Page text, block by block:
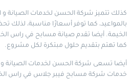
كذلك تتميز شركة الحسن لخدمات الصيانة و
بالمواعيد، كما توفر أسعارًا مناسبة، لذلك
الخيمة. أيضا تقدم صيانة مسابح في راس
كما تهتم بتقديم حلول مبتكرة لكل مشروع.
أيضا تسعى شركة الحسن لخدمات الصيانة و
خدمات شركة مسابح فيبر جلاس في راس